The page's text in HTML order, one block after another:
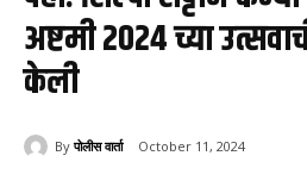
अष्टमी 2024 च्या
केली
By पोलीस वार्ता October 11, 2024